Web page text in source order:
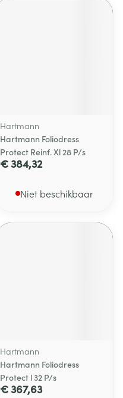
Hartmann
Hartmann Foliodress
Protect Reinf. Xl 28 P/s
€ 384,32
Niet beschikbaar
Hartmann
Hartmann Foliodress
Protect l 32 P/s
€ 367,63